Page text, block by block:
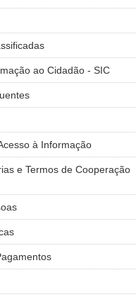
ao Cidadão - SIC
à Informação
e Termos de Cooperação